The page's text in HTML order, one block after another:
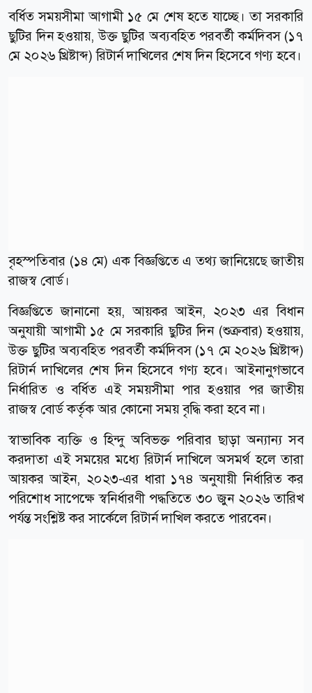
বর্ধিত সময়সীমা আগামী ১৫ মে শেষ হতে যাচ্ছে। তা সরকারি
ছুটির দিন হওয়ায়, উক্ত ছুটির অব্যবহিত পরবর্তী কর্মদিবস (১৭
মে ২০২৬ খ্রিষ্টাব্দ) রিটার্ন দাখিলের শেষ দিন হিসেবে গণ্য হবে।
বৃহস্পতিবার (১৪ মে) এক বিজ্ঞপ্তিতে এ তথ্য জানিয়েছে জাতীয়
রাজস্ব বোর্ড।
বিজ্ঞপ্তিতে জানানো হয়, আয়কর আইন, ২০২৩ এর বিধান
অনুযায়ী আগামী ১৫ মে সরকারি ছুটির দিন (শুক্রবার) হওয়ায়,
উক্ত ছুটির অব্যবহিত পরবর্তী কর্মদিবস (১৭ মে ২০২৬ খ্রিষ্টাব্দ)
রিটার্ন দাখিলের শেষ দিন হিসেবে গণ্য হবে। আইনানুগভাবে
নির্ধারিত ও বর্ধিত এই সময়সীমা পার হওয়ার পর জাতীয়
রাজস্ব বোর্ড কর্তৃক আর কোনো সময় বৃদ্ধি করা হবে না।
স্বাভাবিক ব্যক্তি ও হিন্দু অবিভক্ত পরিবার ছাড়া অন্যান্য সব
করদাতা এই সময়ের মধ্যে রিটার্ন দাখিলে অসমর্থ হলে তারা
আয়কর আইন, ২০২৩-এর ধারা ১৭৪ অনুযায়ী নির্ধারিত কর
পরিশোধ সাপেক্ষে স্বনির্ধারণী পদ্ধতিতে ৩০ জুন ২০২৬ তারিখ
পর্যন্ত সংশ্লিষ্ট কর সার্কেলে রিটার্ন দাখিল করতে পারবেন।